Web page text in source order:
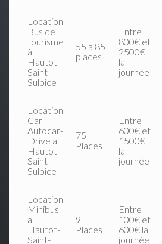
Location
Bus de
tourisme
à
Hautot-
Saint-
Sulpice
55 à 85
places
Entre
800€ et
2500€
la
journée
Location
Car
Autocar-
Drive à
Hautot-
Saint-
Sulpice
75
Places
Entre
600€ et
1500€
la
journée
Location
Minibus
à
Hautot-
Saint-
9
Places
Entre
100€ et
600€ la
journée